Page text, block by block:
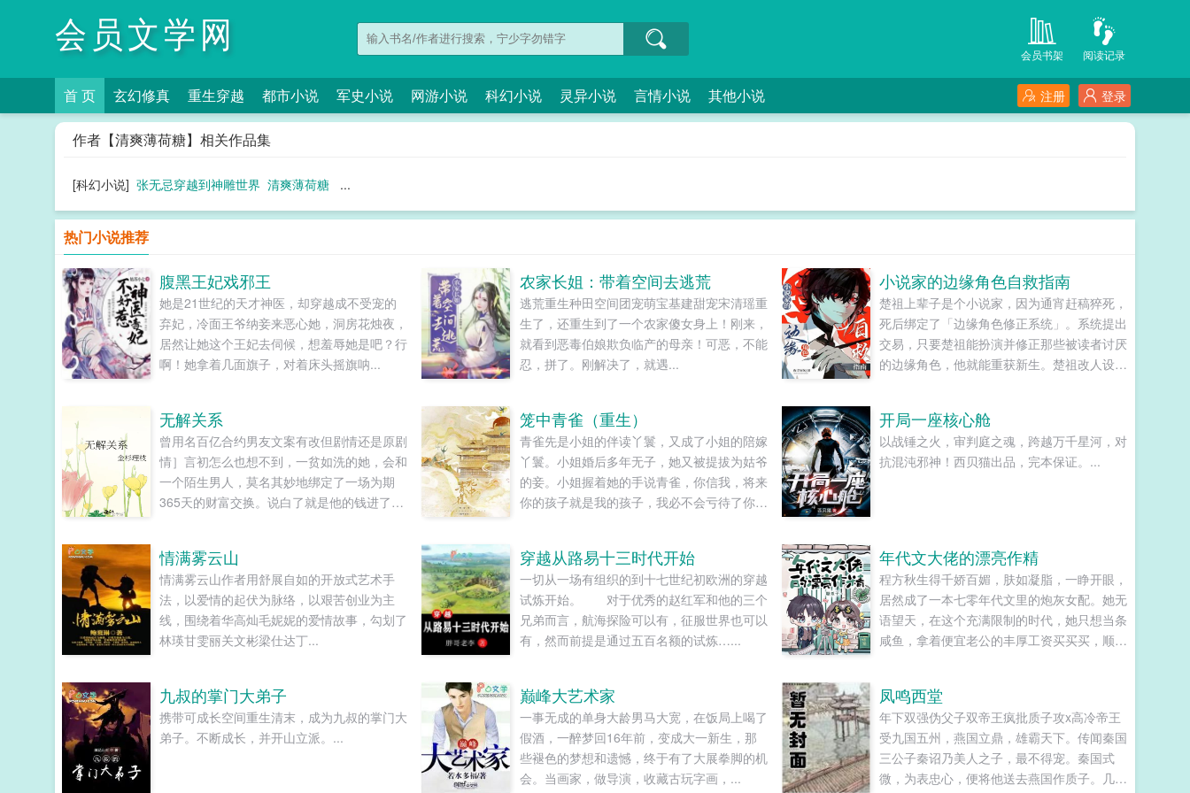
会员文学网 阅读记录
会员书架
首 页 玄幻修真 重生穿越 都市小说 军史小说 网游小说 科幻小说 灵异小说 言情小说 其他小说 登录
注册
作者【清爽薄荷糖】相关作品集
[科幻小说] 张无忌穿越到神雕世界 清爽薄荷糖 ...
热门小说推荐
腹黑王妃戏邪王
她是21世纪的天才神医，却穿越成不受宠的
弃妃，冷面王爷纳妾来恶心她，洞房花烛夜，
居然让她这个王妃去伺候，想羞辱她是吧？行
啊！她拿着几面旗子，对着床头摇旗呐...
农家长姐：带着空间去逃荒
逃荒重生种田空间团宠萌宝基建甜宠宋清瑶重
生了，还重生到了一个农家傻女身上！刚来，
就看到恶毒伯娘欺负临产的母亲！可恶，不能
忍，拼了。刚解决了，就遇...
小说家的边缘角色自救指南
楚祖上辈子是个小说家，因为通宵赶稿猝死，
死后绑定了「边缘角色修正系统」。系统提出
交易，只要楚祖能扮演并修正那些被读者讨厌
的边缘角色，他就能重获新生。楚祖改人设是
难懂吗？还是读者A靠靠靠！早说是大佬的局
中局中局啊！！祖爹！对不起！是我说话太大
声了！！第二本读者B狗塑适可而止，就算你
能领养，阿祖！我也要养阿祖！！第三本读者
C作者生活这么不如意，一定要搞这么五毒俱
全的角色？写不出来东西找个班上吧。还是读
者CMD，祖神，我可真该死啊！第四本第五
本第六本楚祖怎么样，虽然演的一般，但我改
得还行吧？系统你知道什么叫边缘角色吗？人
TIPS12100存稿箱吐章节，偶尔抽空改错字2
警惕祖哥感情牌，他是个狠人3wb短不拉揪，
随机掉落祖哥CG4论坛都会标注发言时间，
精确到秒，有用5是想简单尝试各种题材的产
物，专栏预收有各个题材，收收菜呗w...
无解关系
曾用名百亿合约男友文案有改但剧情还是原剧
情］言初怎么也想不到，一贫如洗的她，会和
一个陌生男人，莫名其妙地绑定了一场为期
365天的财富交换。说白了就是他的钱进了她
金，年轻，人还帅。坏消息这人脾气差，控制
欲强，还打算趁机和她来场合约恋爱。...
笼中青雀（重生）
青雀先是小姐的伴读丫鬟，又成了小姐的陪嫁
丫鬟。小姐婚后多年无子，她又被提拔为姑爷
的妾。小姐握着她的手说青雀，你信我，将来
你的孩子就是我的孩子，我必不会亏待了你。
她的一双儿女日渐长大，女儿如花貌美，儿子
才学过人，人人都说，她的好日子要来了。可
女儿被送去和番儿子被打断双腿的冬天，她也
以嫉妒盗窃两重罪名，死在一个寒冷的夜。青
雀死不瞑目。她想问一问她的小姐，她从小相
为什么这样待她？为什么这样待她的孩子们？
重来一回，她已经是姑爷的侍妾，肚里才怀上
女儿。上一世醉眼看她目不转睛的楚王，此生
依旧紧盯着她。摸着还未隆起的小腹，她抛却
礼义廉耻，上了楚王的榻。...
开局一座核心舱
以战锤之火，审判庭之魂，跨越万千星河，对
抗混沌邪神！西贝猫出品，完本保证。...
情满雾云山
情满雾云山作者用舒展自如的开放式艺术手
法，以爱情的起伏为脉络，以艰苦创业为主
线，围绕着华高灿毛妮妮的爱情故事，勾划了
林瑛甘雯丽关文彬梁仕达丁...
穿越从路易十三时代开始
一切从一场有组织的到十七世纪初欧洲的穿越
试炼开始。 对于优秀的赵红军和他的三个
兄弟而言，航海探险可以有，征服世界也可以
有，然而前提是通过五百名额的试炼…...
年代文大佬的漂亮作精
程方秋生得千娇百媚，肤如凝脂，一睁开眼，
居然成了一本七零年代文里的炮灰女配。她无
语望天，在这个充满限制的时代，她只想当条
咸鱼，拿着便宜老公的丰厚工资买买买，顺便
九叔的掌门大弟子
携带可成长空间重生清末，成为九叔的掌门大
弟子。不断成长，并开山立派。...
巅峰大艺术家
一事无成的单身大龄男马大宽，在饭局上喝了
假酒，一醉梦回16年前，变成大一新生，那
些褪色的梦想和遗憾，终于有了大展拳脚的机
会。当画家，做导演，收藏古玩字画，...
凤鸣西堂
年下双强伪父子双帝王疯批质子攻x高冷帝王
受九国五州，燕国立鼎，雄霸天下。传闻秦国
三公子秦诏乃美人之子，最不得宠。秦国式
微，为表忠心，便将他送去燕国作质子。几渡